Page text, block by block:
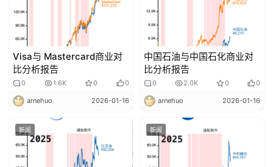
Visa与 Mastercard商业对
比分析报告
0 1.6K 0 0
arnehuo 2026-01-16
中国石油与中国石化商业对
比分析报告
0 2.0K 0 0
arnehuo 2026-01-16
新闻 新闻